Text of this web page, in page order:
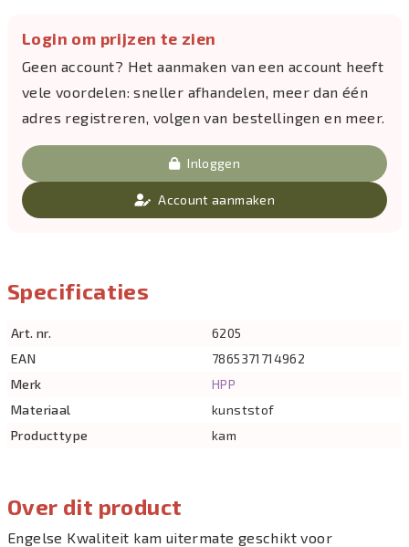
Login om prijzen te zien
Geen account? Het aanmaken van een account heeft
vele voordelen: sneller afhandelen, meer dan één
adres registreren, volgen van bestellingen en meer.
Inloggen
Account aanmaken
Over dit product
Engelse Kwaliteit kam uitermate geschikt voor
Specificaties
Art. nr.
6205
EAN
7865371714962
Merk
HPP
Materiaal
kunststof
Producttype
kam